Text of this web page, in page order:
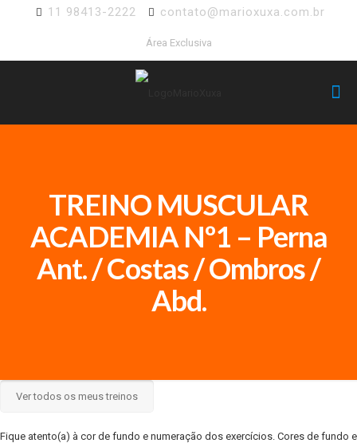
11 98413-2222 contato@marioxuxa.com.br
Área Exclusiva
TREINO MUSCULAR
ACADEMIA Nº1 – Perna
Ant. / Costas / Ombros /
Abd.
Ver todos os meus treinos
Fique atento(a) à cor de fundo e numeração dos exercícios. Cores de fundo e